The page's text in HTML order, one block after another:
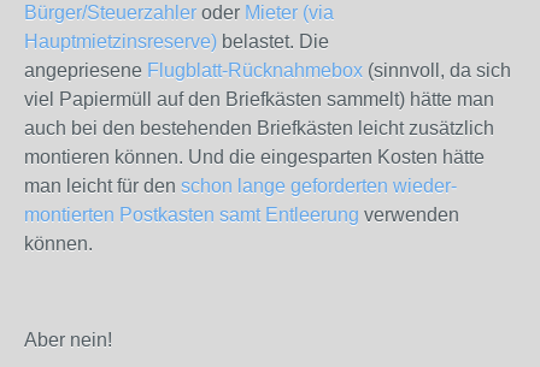
Bürger/Steuerzahler oder Mieter (via
Hauptmietzinsreserve) belastet. Die
angepriesene Flugblatt-Rücknahmebox (sinnvoll, da sich
viel Papiermüll auf den Briefkästen sammelt) hätte man
auch bei den bestehenden Briefkästen leicht zusätzlich
montieren können. Und die eingesparten Kosten hätte
man leicht für den schon lange geforderten wieder-
montierten Postkasten samt Entleerung verwenden
können.
Aber nein!